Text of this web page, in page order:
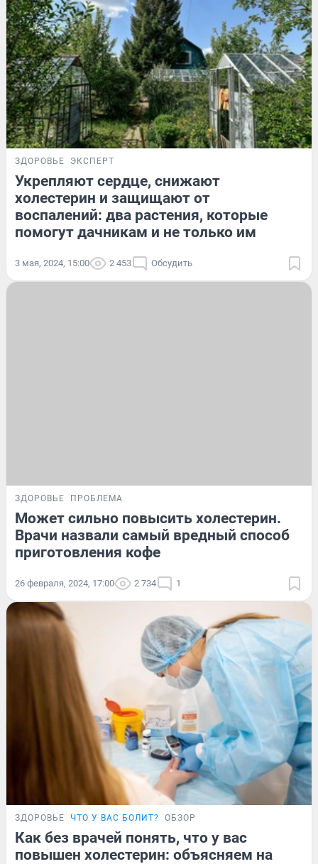
ЗДОРОВЬЕ ЭКСПЕРТ
Укрепляют сердце, снижают
холестерин и защищают от
воспалений: два растения, которые
помогут дачникам и не только им
3 мая, 2024, 15:00 2 453 Обсудить
ЗДОРОВЬЕ ПРОБЛЕМА
Может сильно повысить холестерин.
Врачи назвали самый вредный способ
приготовления кофе
26 февраля, 2024, 17:00 2 734 1
ЗДОРОВЬЕ ЧТО У ВАС БОЛИТ? ОБЗОР
Как без врачей понять, что у вас
повышен холестерин: объясняем на